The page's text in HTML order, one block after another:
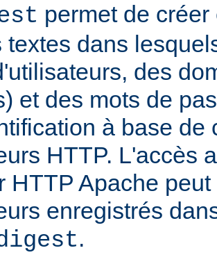
permet de
textes dans
des
et des mots de
à base de
HTTP. L'accès
HTTP Apache
enregistrés
.